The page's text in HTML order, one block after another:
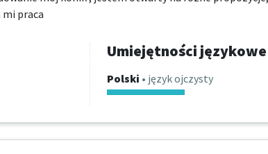
praca
Umiejętności językowe
Polski • język ojczysty